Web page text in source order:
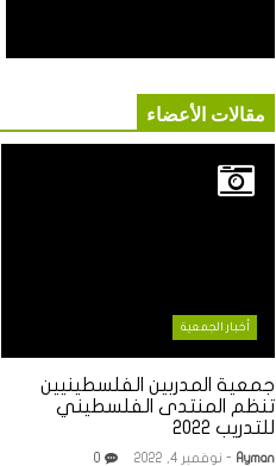
مقالات الأعضاء
أخبار الجمعية
جمعية المدربين الفلسطينيين
تنظم المنتدى الفلسطيني
للتدريب 2022
Ayman - نوفمبر 4, 2022 0